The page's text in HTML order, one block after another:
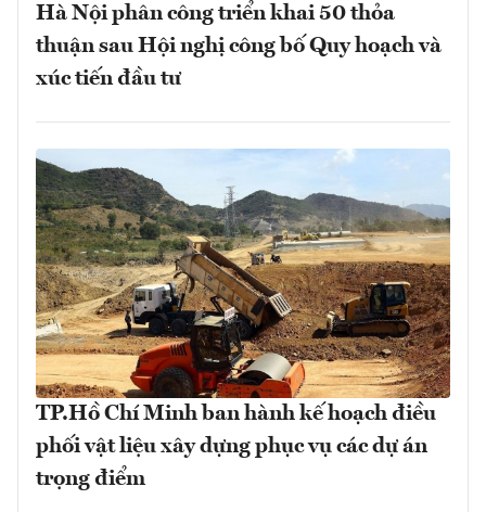
Hà Nội phân công triển khai 50 thỏa
thuận sau Hội nghị công bố Quy hoạch và
xúc tiến đầu tư
TP.Hồ Chí Minh ban hành kế hoạch điều
phối vật liệu xây dựng phục vụ các dự án
trọng điểm